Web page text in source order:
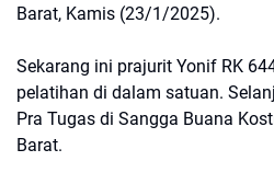
Barat, Kamis (23/1/2025).
Sekarang ini prajurit Yonif RK
pelatihan di dalam satuan.
Pra Tugas di Sangga Buana
Barat.